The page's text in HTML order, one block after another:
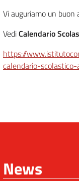
Vi auguriamo un buon
VediCalendario
https://
calendario-
News